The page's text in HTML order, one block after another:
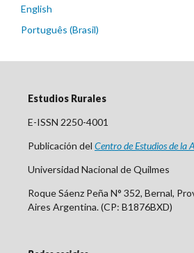
English
Português (Brasil)
Estudios Rurales
E-ISSN 2250-4001
Publicación del Centrode Estudios de la
Universidad Nacional de Quilmes
Roque Sáenz Peña N° 352, Bernal,
Aires Argentina. (CP: B1876BXD)